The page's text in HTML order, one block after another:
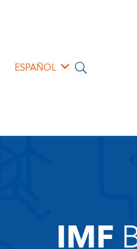
ESPAÑOL